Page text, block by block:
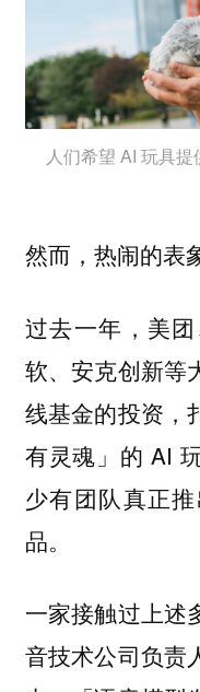
人们希望 AI 玩具
然而，热闹的表
过去一年，美
软、安克创新等
线基金的投资，
有灵魂」的 AI
少有团队真正
品。
一家接触过上述
音技术公司负责